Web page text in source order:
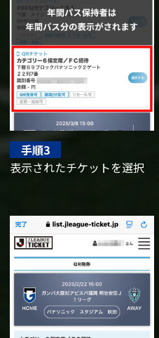
手順3
表示されたチケットを選択